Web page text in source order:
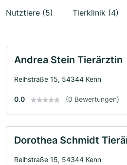
Nutztiere (5) Tierklinik (4)
Andrea Stein Tierärztin
Reihstraße 15, 54344 Kenn
0.0 (0 Bewertungen)
Dorothea Schmidt
Reihstraße 15, 54344 Kenn